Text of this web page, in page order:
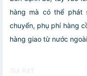
hàng mà có thể phát
chuyển, phụ phí hàng
hàng giao từ nước
Giá RAT